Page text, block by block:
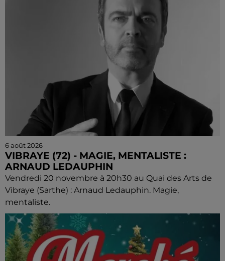
6 août 2026
VIBRAYE (72) - MAGIE, MENTALISTE :
ARNAUD LEDAUPHIN
Vendredi 20 novembre à 20h30 au Quai des Arts de
Vibraye (Sarthe) : Arnaud Ledauphin. Magie,
mentaliste.